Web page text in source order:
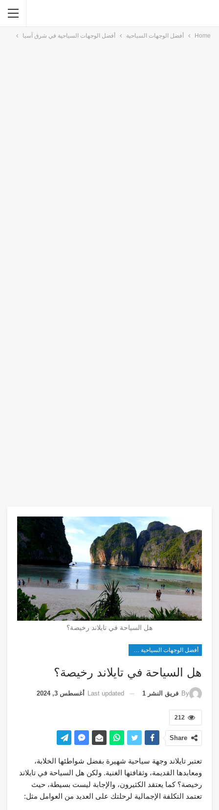
Home أفضل الوجهات السياحية أفضل الوجهات السياحية في شرق آسيا
هل السياحة في تايلاند رخيصة؟
هل السياحة في تايلاند رخيصة؟
By فريق النشر 1 Last updated أغسطس 3, 2024
212
Share
تعتبر تايلاند وجهة سياحية شهيرة بفضل شواطئها الخلابة،
ومعابدها القديمة، وثقافتها الغنية. ولكن هل السياحة في تايلاند
رخيصة؟ كما يعتقد الكثيرون، والإجابة ليست بسيطة، حيث
تعتمد التكلفة الإجمالية لرحلتك على العديد من العوامل مثل: